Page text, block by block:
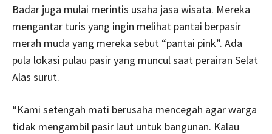
Badar juga mulai merintis usaha jasa wisata. Mereka
mengantar turis yang ingin melihat pantai berpasir
merah muda yang mereka sebut “pantai pink”. Ada
pula lokasi pulau pasir yang muncul saat perairan Selat
Alas surut.
“Kami setengah mati berusaha mencegah agar warga
tidak mengambil pasir laut untuk bangunan. Kalau